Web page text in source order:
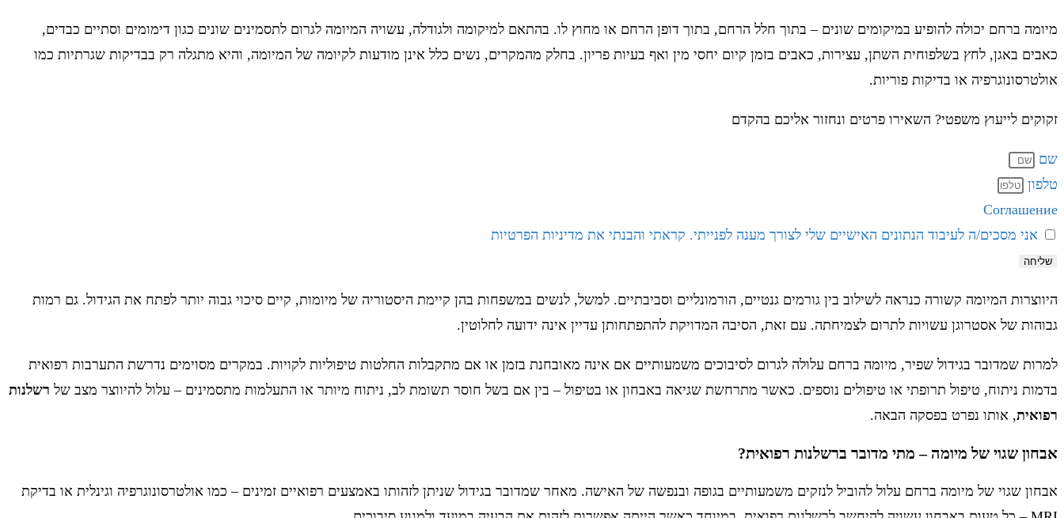
מיומה ברחם יכולה להופיע במיקומים שונים – בתוך חלל הרחם, בתוך דופן הרחם או מחוץ לו. בהתאם למיקומה ולגודלה, עשויה המיומה לגרום לתסמינים שונים כגון דימומים וסתיים כבדים,
כאבים באגן, לחץ בשלפוחית השתן, עצירות, כאבים בזמן קיום יחסי מין ואף בעיות פריון. בחלק מהמקרים, נשים כלל אינן מודעות לקיומה של המיומה, והיא מתגלה רק בבדיקות שגרתיות כמו
אולטרסונוגרפיה או בדיקות פוריות.
זקוקים לייעוץ משפטי? השאירו פרטים ונחזור אליכם בהקדם
שם
טלפון
Соглашение
אני מסכים/ה לעיבוד הנתונים האישיים שלי לצורך מענה לפנייתי. קראתי והבנתי את מדיניות הפרטיות
שליחה
היווצרות המיומה קשורה כנראה לשילוב בין גורמים גנטיים, הורמונליים וסביבתיים. למשל, לנשים במשפחות בהן קיימת היסטוריה של מיומות, קיים סיכוי גבוה יותר לפתח את הגידול. גם רמות
גבוהות של אסטרוגן עשויות לתרום לצמיחתה. עם זאת, הסיבה המדויקת להתפתחותן עדיין אינה ידועה לחלוטין.
למרות שמדובר בגידול שפיר, מיומה ברחם עלולה לגרום לסיבוכים משמעותיים אם אינה מאובחנת בזמן או אם מתקבלות החלטות טיפוליות לקויות. במקרים מסוימים נדרשת התערבות רפואית
בדמות ניתוח, טיפול תרופתי או טיפולים נוספים. כאשר מתרחשת שגיאה באבחון או בטיפול – בין אם בשל חוסר תשומת לב, ניתוח מיותר או התעלמות מתסמינים – עלול להיווצר מצב של רשלנות
רפואית, אותו נפרט בפסקה הבאה.
אבחון שגוי של מיומה – מתי מדובר ברשלנות רפואית?
אבחון שגוי של מיומה ברחם עלול להוביל לנזקים משמעותיים בגופה ובנפשה של האישה. מאחר שמדובר בגידול שניתן לזהותו באמצעים רפואיים זמינים – כמו אולטרסונוגרפיה וגינלית או בדיקת